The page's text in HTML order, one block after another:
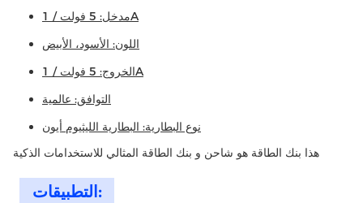
مدخل: 5 فولت / 1A
اللون: الأسود، الأبيض
الخروج: 5 فولت / 1A
التوافق: عالمية
نوع البطارية: البطارية الليثيوم أيون
هذا بنك الطاقة هو شاحن و بنك الطاقة المثالي للاستخدامات الذكية
التطبيقات: